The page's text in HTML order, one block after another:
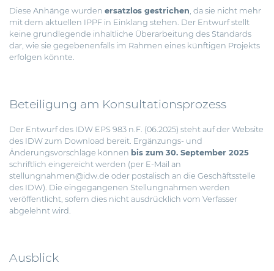
Diese Anhänge wurden ersatzlos gestrichen, da sie nicht mehr
mit dem aktuellen IPPF in Einklang stehen. Der Entwurf stellt
keine grundlegende inhaltliche Überarbeitung des Standards
dar, wie sie gegebenenfalls im Rahmen eines künftigen Projekts
erfolgen könnte.
Beteiligung am Konsultationsprozess
Der Entwurf des IDW EPS 983 n.F. (06.2025) steht auf der Website
des IDW zum Download bereit. Ergänzungs- und
Änderungsvorschläge können bis zum 30. September 2025
schriftlich eingereicht werden (per E-Mail an
stellungnahmen@idw.de oder postalisch an die Geschäftsstelle
des IDW). Die eingegangenen Stellungnahmen werden
veröffentlicht, sofern dies nicht ausdrücklich vom Verfasser
abgelehnt wird.
Ausblick